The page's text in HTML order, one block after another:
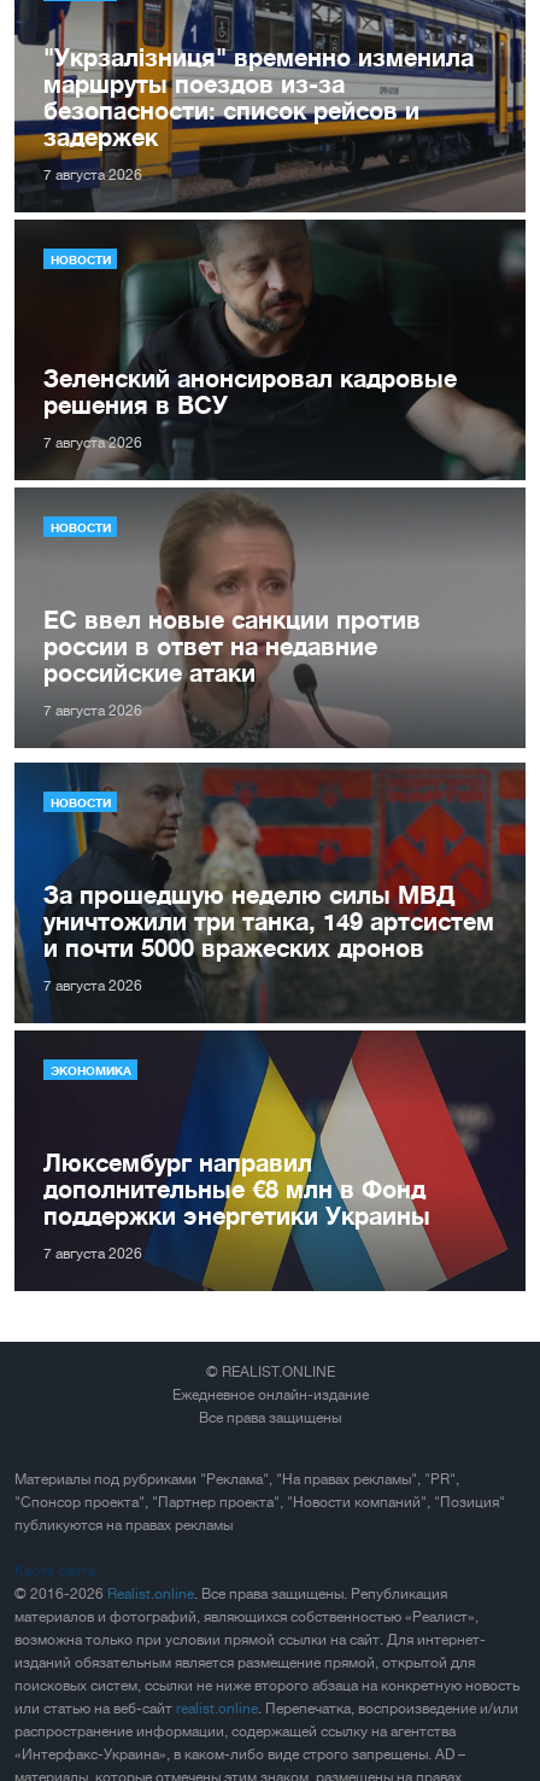
"Укрзалізниця" временно изменила
маршруты поездов из-за
безопасности: список рейсов и
задержек
7 августа 2026
НОВОСТИ
Зеленский анонсировал кадровые
решения в ВСУ
7 августа 2026
НОВОСТИ
ЕС ввел новые санкции против
россии в ответ на недавние
российские атаки
7 августа 2026
НОВОСТИ
За прошедшую неделю силы МВД
уничтожили три танка, 149 артсистем
и почти 5000 вражеских дронов
7 августа 2026
ЭКОНОМИКА
Люксембург направил
дополнительные €8 млн в Фонд
поддержки энергетики Украины
7 августа 2026
© REALIST.ONLINE
Ежедневное онлайн-издание
Все права защищены
Материалы под рубриками "Реклама", "На правах рекламы", "PR",
"Спонсор проекта", "Партнер проекта", "Новости компаний", "Позиция"
публикуются на правах рекламы
Карта сайта
© 2016-2026 Realist.online. Все права защищены. Републикация
материалов и фотографий, являющихся собственностью «Реалист»,
возможна только при условии прямой ссылки на сайт. Для интернет-
изданий обязательным является размещение прямой, открытой для
поисковых систем, ссылки не ниже второго абзаца на конкретную новость
или статью на веб-сайт realist.online. Перепечатка, воспроизведение и/или
распространение информации, содержащей ссылку на агентства
«Интерфакс-Украина», в каком-либо виде строго запрещены. AD –